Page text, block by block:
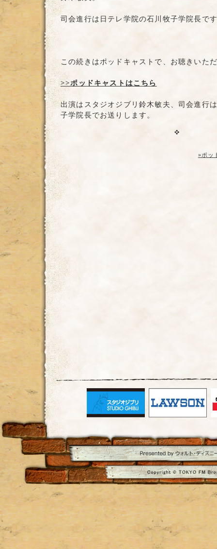
司会進行は日テレ学院の石川牧子学院長で
この続きはポッドキャストで、お聴きいた
>>ポッドキャストはこちら
出演はスタジオジブリ鈴木敏夫、司会進行
子学院長でお送りします。
»ポッ